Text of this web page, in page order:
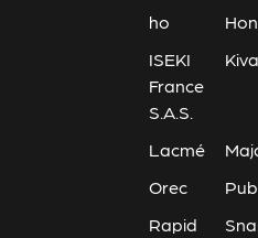
ho
ISEKI
France
S.A.S.
Kiva
Lacmé
Orec
Rapid